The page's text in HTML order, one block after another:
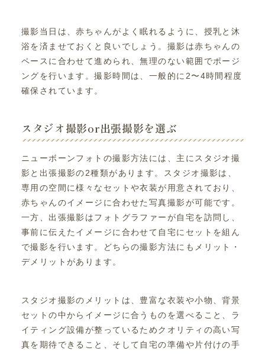
撮影当日は、赤ちゃんがよく眠れるように、授乳と沐
浴を済ませておくと良いでしょう。撮影は赤ちゃんの
ペースに合わせて進められ、無理のない範囲でポージ
ングを行います。撮影時間は、一般的に2〜4時間程度
確保されています。
スタジオ撮影or出張撮影を選ぶ
ニューボーンフォトの撮影方法には、主にスタジオ撮
影と出張撮影の2種類があります。スタジオ撮影は、
専用の空間に様々なセットや衣装が用意されており、
赤ちゃんのイメージに合わせた写真撮影が可能です。
一方、出張撮影はフォトグラファーが自宅を訪問し、
事前に伝えたイメージに合わせて自宅にセットを組ん
で撮影を行います。どちらの撮影方法にもメリット・
デメリットがあります。
スタジオ撮影のメリットは、豊富な衣装や小物、背景
セットの中からイメージに合うものを選べること、ラ
イティング設備が整っているためクオリティの高い写
真を期待できること、そして自宅の準備や片付けの手